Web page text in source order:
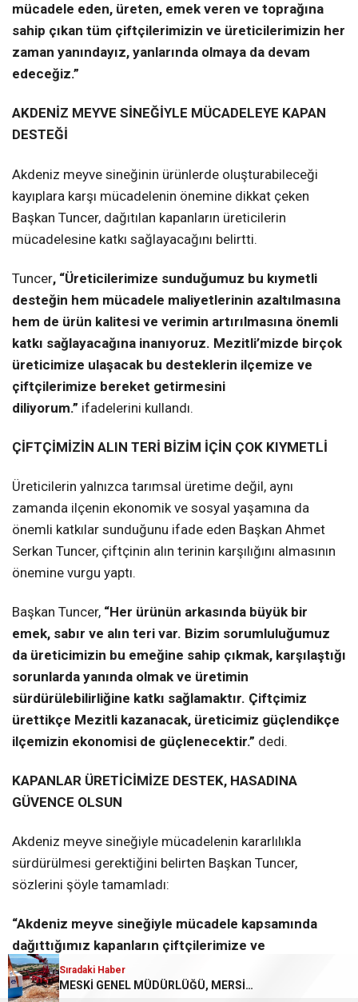
mücadele eden, üreten, emek veren ve toprağına
sahip çıkan tüm çiftçilerimizin ve üreticilerimizin her
zaman yanındayız, yanlarında olmaya da devam
edeceğiz.”
AKDENİZ MEYVE SİNEĞİYLE MÜCADELEYE KAPAN
DESTEĞİ
Akdeniz meyve sineğinin ürünlerde oluşturabileceği
kayıplara karşı mücadelenin önemine dikkat çeken
Başkan Tuncer, dağıtılan kapanların üreticilerin
mücadelesine katkı sağlayacağını belirtti.
Tuncer, “Üreticilerimize sunduğumuz bu kıymetli
desteğin hem mücadele maliyetlerinin azaltılmasına
hem de ürün kalitesi ve verimin artırılmasına önemli
katkı sağlayacağına inanıyoruz. Mezitli’mizde birçok
üreticimize ulaşacak bu desteklerin ilçemize ve
çiftçilerimize bereket getirmesini
diliyorum.” ifadelerini kullandı.
ÇİFTÇİMİZİN ALIN TERİ BİZİM İÇİN ÇOK KIYMETLİ
Üreticilerin yalnızca tarımsal üretime değil, aynı
zamanda ilçenin ekonomik ve sosyal yaşamına da
önemli katkılar sunduğunu ifade eden Başkan Ahmet
Serkan Tuncer, çiftçinin alın terinin karşılığını almasının
önemine vurgu yaptı.
Başkan Tuncer, “Her ürünün arkasında büyük bir
emek, sabır ve alın teri var. Bizim sorumluluğumuz
da üreticimizin bu emeğine sahip çıkmak, karşılaştığı
sorunlarda yanında olmak ve üretimin
sürdürülebilirliğine katkı sağlamaktır. Çiftçimiz
ürettikçe Mezitli kazanacak, üreticimiz güçlendikçe
ilçemizin ekonomisi de güçlenecektir.” dedi.
KAPANLAR ÜRETİCİMİZE DESTEK, HASADINA
GÜVENCE OLSUN
Akdeniz meyve sineğiyle mücadelenin kararlılıkla
sürdürülmesi gerektiğini belirten Başkan Tuncer,
sözlerini şöyle tamamladı:
“Akdeniz meyve sineğiyle mücadele kapsamında
dağıttığımız kapanların çiftçilerimize ve
üreticilerimize destek, hasatlarına güvence olmasını
temenni ediyorum. Toprağını işleyen, üreten ve alın
Sıradaki Haber
MESKİ GENEL MÜDÜRLÜĞÜ, MERSİN MERKEZİNİN YANI SIRA KIRSALDAKİ ÇALIŞMALARINA DA ARALIKSIZ DEVAM EDİYOR